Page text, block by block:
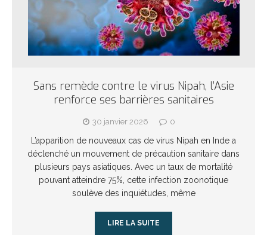
Sans remède contre le virus Nipah, l’Asie
renforce ses barrières sanitaires
30 janvier 2026 0
L’apparition de nouveaux cas de virus Nipah en Inde a
déclenché un mouvement de précaution sanitaire dans
plusieurs pays asiatiques. Avec un taux de mortalité
pouvant atteindre 75%, cette infection zoonotique
soulève des inquiétudes, même
LIRE LA SUITE